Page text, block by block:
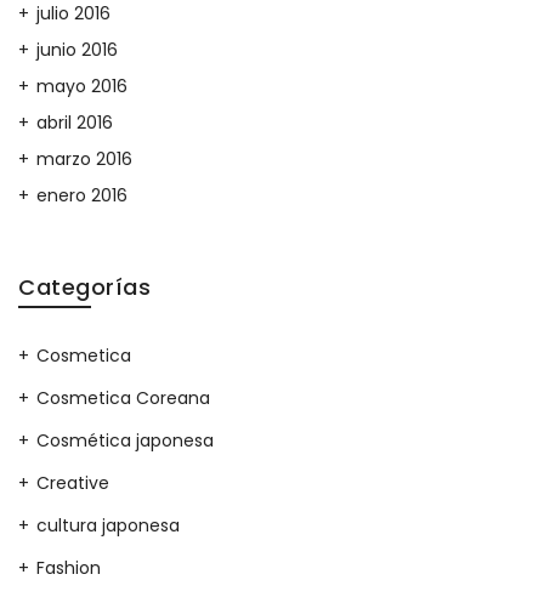
julio 2016
junio 2016
mayo 2016
abril 2016
marzo 2016
enero 2016
Categorías
Cosmetica
Cosmetica Coreana
Cosmética japonesa
Creative
cultura japonesa
Fashion